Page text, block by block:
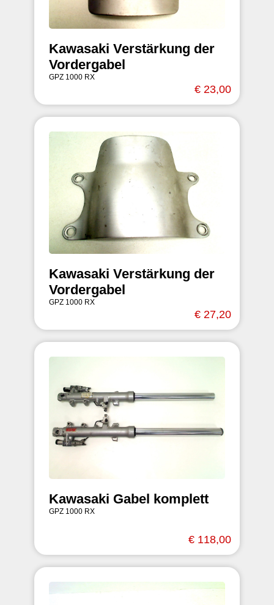
Kawasaki Verstärkung der
Vordergabel
GPZ 1000 RX
€ 23,00
Kawasaki Verstärkung der
Vordergabel
GPZ 1000 RX
€ 27,20
Kawasaki Gabel komplett
GPZ 1000 RX
€ 118,00